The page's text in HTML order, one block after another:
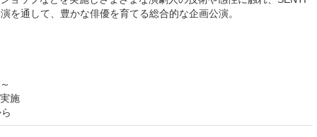
を通して、豊かな俳優を育てる総合的な企画公演。
施